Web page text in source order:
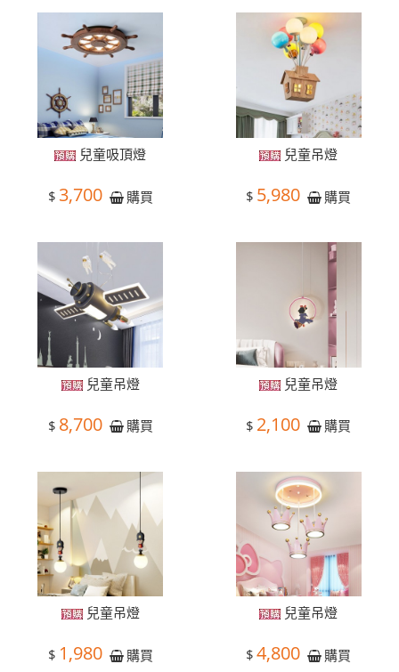
兒童吸頂燈
$ 3,700 購買
兒童吊燈
$ 5,980 購買
兒童吊燈
$ 8,700 購買
兒童吊燈
$ 2,100 購買
兒童吊燈
$ 1,980 購買
兒童吊燈
$ 4,800 購買